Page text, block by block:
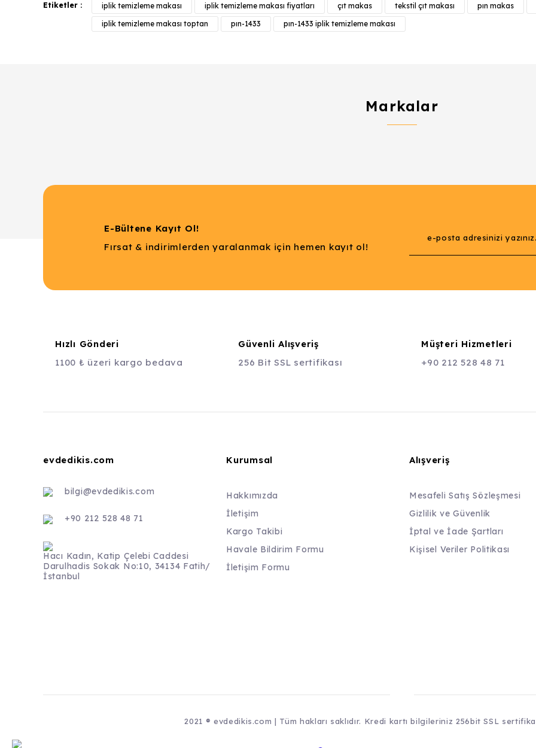
Yorum Yaz
Ürün resmi kalitesiz, bozuk veya görüntülenemiyor.
Ürün açıklamasında eksik bilgiler bulunuyor.
Gönder
Etiketler : iplik temizleme makası iplik temizleme makası fiyatları çıt makas tekstil çıt makası pın makas
iplik temizleme makası toptan
pın-1433 pın-1433 iplik temizleme makası
Markalar
E-Bültene Kayıt Ol!
Fırsat & indirimlerden yaralanmak için hemen kayıt ol!
Hızlı Gönderi
1100 ₺ üzeri kargo bedava
Güvenli Alışveriş
256 Bit SSL sertifikası
Müşteri Hizmetleri
+90 212 528 48 71
evdedikis.com
bilgi@evdedikis.com
+90 212 528 48 71
Hacı Kadın, Katip Çelebi Caddesi
Darulhadis Sokak No:10, 34134 Fatih/
İstanbul
Kurumsal
Hakkımızda
İletişim
Kargo Takibi
Havale Bildirim Formu
İletişim Formu
Alışveriş
Mesafeli Satış Sözleşmesi
Gizlilik ve Güvenlik
İptal ve İade Şartları
Kişisel Veriler Politikası
2021 ® evdedikis.com | Tüm hakları saklıdır. Kredi kartı bilgileriniz 256bit SSL